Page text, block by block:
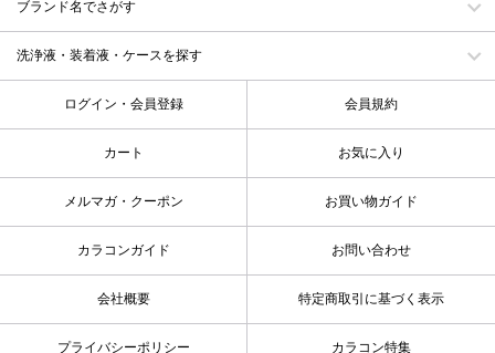
ブランド名でさがす
洗浄液・装着液・ケースを探す
ログイン・会員登録 会員規約
カート お気に入り
メルマガ・クーポン お買い物ガイド
カラコンガイド お問い合わせ
会社概要 特定商取引に基づく表示
プライバシーポリシー カラコン特集